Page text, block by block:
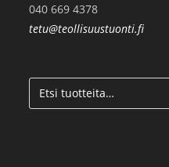
040 669 4378
tetu@teollisuustuonti.fi